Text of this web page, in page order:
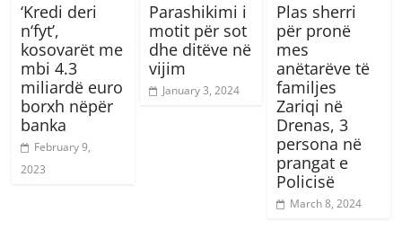
‘Kredi deri
n‘fyt’,
kosovarët me
mbi 4.3
miliardë euro
borxh nëpër
banka
February 9,
2023
Parashikimi i
motit për sot
dhe ditëve në
vijim
January 3, 2024
Plas sherri
për pronë
mes
anëtarëve të
familjes
Zariqi në
Drenas, 3
persona në
prangat e
Policisë
March 8, 2024